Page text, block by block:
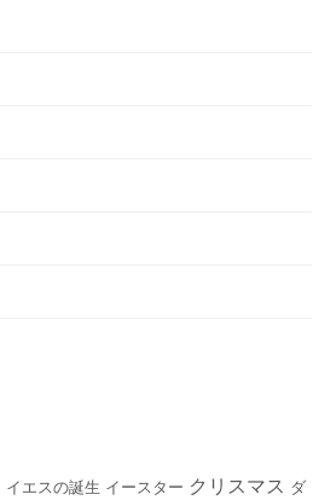
イエスの誕生 イースター クリスマス ダ